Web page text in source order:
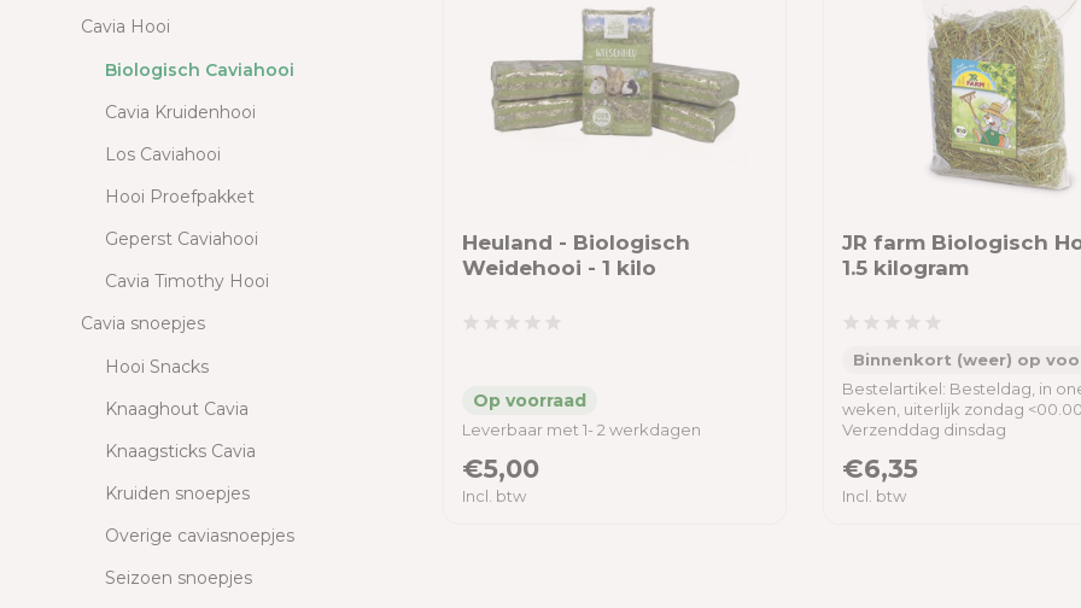
Cavia Hooi
Biologisch Caviahooi
Cavia Kruidenhooi
Los Caviahooi
Hooi Proefpakket
Geperst Caviahooi
Cavia Timothy Hooi
Cavia snoepjes
Hooi Snacks
Knaaghout Cavia
Knaagsticks Cavia
Kruiden snoepjes
Overige caviasnoepjes
Seizoen snoepjes
Heuland - Biologisch
Weidehooi - 1 kilo
Leverbaar met 1- 2 werkdagen
€5,00
Incl. btw
JR farm Biologisch
1.5 kilogram
Binnenkort (weer) op
Bestelartikel: Besteldag, in
weken, uiterlijk zondag
Verzenddag dinsdag
€6,35
Incl. btw